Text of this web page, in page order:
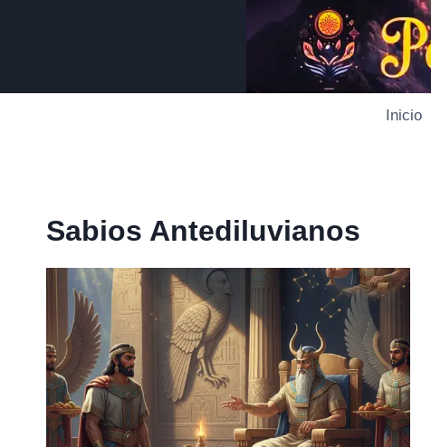
Inicio
Sabios Antediluvianos